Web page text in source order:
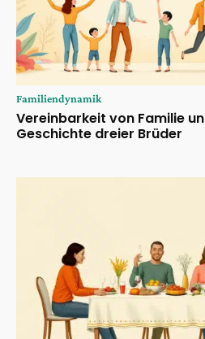
Familiendynamik
Vereinbarkeit von Familie
Geschichte dreier Brüder